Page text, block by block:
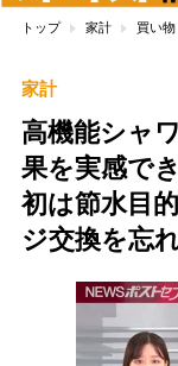
トップ 家計 買い物
家計
高機能シャ
果を実感で
初は節水目
ジ交換を忘